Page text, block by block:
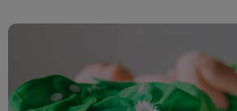
szybko i delikatnie usunąć zalegającą